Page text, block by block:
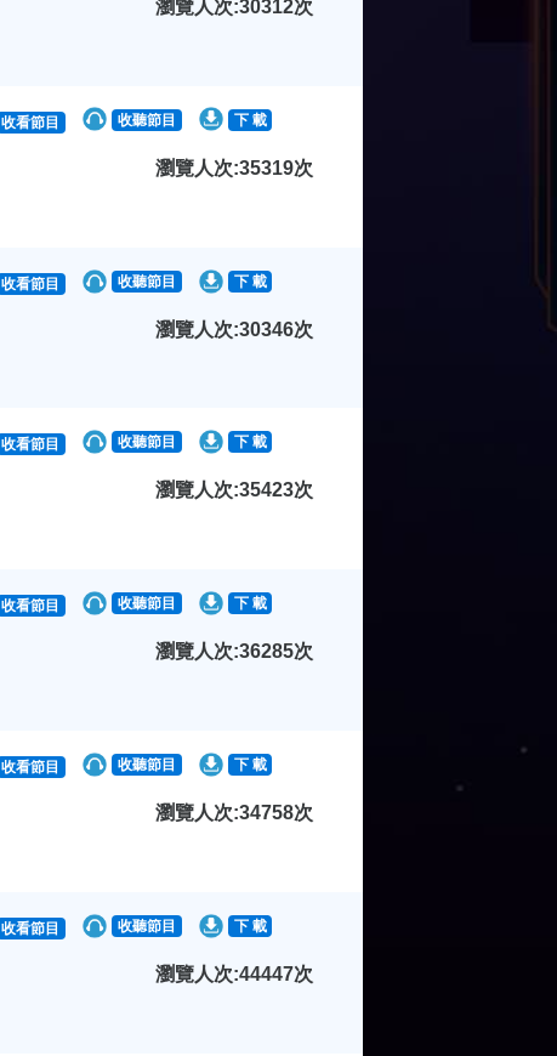
瀏覽人次:30312次
收看節目 收聽節目 下 載
瀏覽人次:35319次
收看節目 收聽節目 下 載
瀏覽人次:30346次
收看節目 收聽節目 下 載
瀏覽人次:35423次
收看節目 收聽節目 下 載
瀏覽人次:36285次
收看節目 收聽節目 下 載
瀏覽人次:34758次
收看節目 收聽節目 下 載
瀏覽人次:44447次